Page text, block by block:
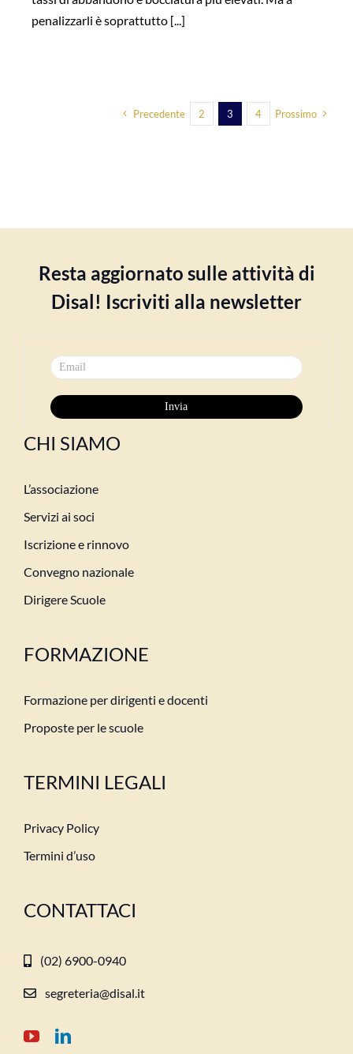
penalizzarli è soprattutto [...]
Precedente 2 3 4 Prossimo
Resta aggiornato sulle attività di
Disal! Iscriviti alla newsletter
CHI SIAMO
L’associazione
Servizi ai soci
Iscrizione e rinnovo
Convegno nazionale
Dirigere Scuole
FORMAZIONE
Formazione per dirigenti e docenti
Proposte per le scuole
TERMINI LEGALI
Privacy Policy
Termini d’uso
CONTATTACI
(02) 6900-0940
segreteria@disal.it